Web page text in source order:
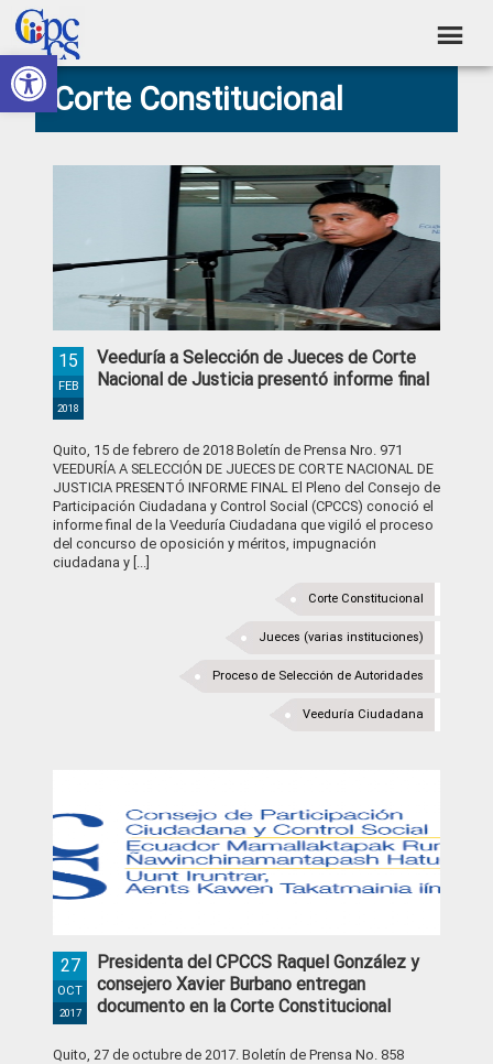
Abrir barra de herramientas
Skip
to
primary
navigation
Skip
to
main
content
Skip
to
primary
sidebar
Skip
to
footer
Consejo
de
Control
Social
Construyendo
Poder
Ciudadano
Corte Constitucional
Veeduría a Selección de Jueces de Corte
Nacional de Justicia presentó informe final
15
FEB
2018
Quito, 15 de febrero de 2018 Boletín de Prensa Nro. 971
VEEDURÍA A SELECCIÓN DE JUECES DE CORTE NACIONAL DE
JUSTICIA PRESENTÓ INFORME FINAL El Pleno del Consejo de
Participación Ciudadana y Control Social (CPCCS) conoció el
informe final de la Veeduría Ciudadana que vigiló el proceso
del concurso de oposición y méritos, impugnación
ciudadana y [...]
Corte Constitucional
Jueces (varias instituciones)
Proceso de Selección de Autoridades
Veeduría Ciudadana
Presidenta del CPCCS Raquel González y
consejero Xavier Burbano entregan
documento en la Corte Constitucional
27
OCT
2017
Quito, 27 de octubre de 2017. Boletín de Prensa No. 858